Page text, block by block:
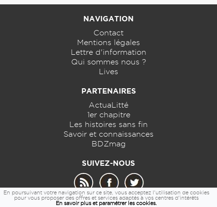
NAVIGATION
Contact
Mentions légales
Lettre d'information
Qui sommes nous ?
Lives
PARTENAIRES
ActuaLitté
1er chapitre
Les histoires sans fin
Savoir et connaissances
BDZmag
SUIVEZ-NOUS
En poursuivant votre navigation sur ce site, vous acceptez l'utilisation de cookies
pour vous proposer des offres et services adaptés à vos centres d'intérêts
En savoir plus et paramétrer les cookies.